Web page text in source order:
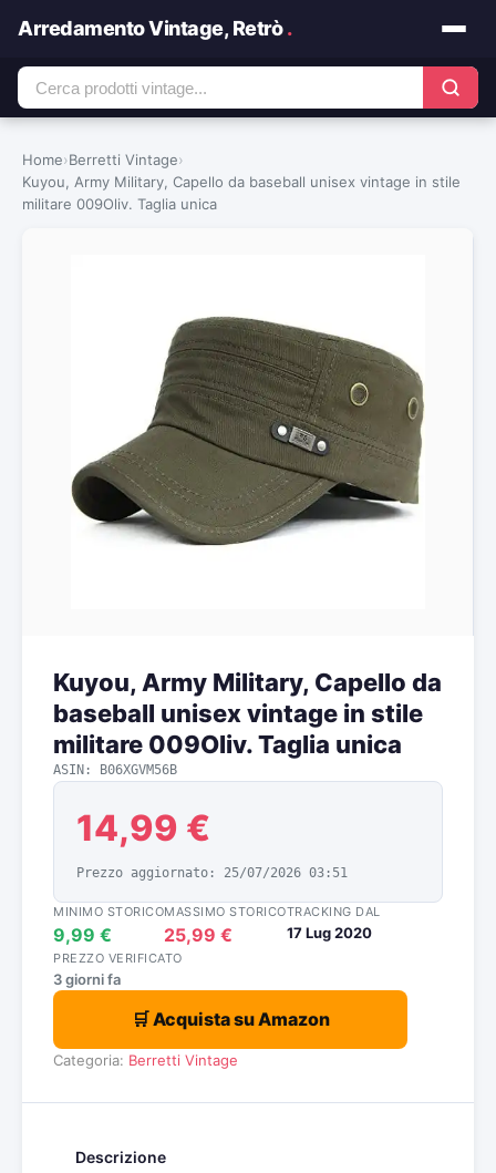
Arredamento Vintage, Retrò.
Home›Berretti Vintage›
Kuyou, Army Military, Capello da baseball unisex vintage in stile
militare 009Oliv. Taglia unica
Kuyou, Army Military, Capello da
baseball unisex vintage in stile
militare 009Oliv. Taglia unica
ASIN: B06XGVM56B
14,99 €
Prezzo aggiornato: 25/07/2026 03:51
MINIMO STORICO
9,99 €
MASSIMO STORICO
25,99 €
TRACKING DAL
17 Lug 2020
PREZZO VERIFICATO
3 giorni fa
🛒 Acquista su Amazon
Categoria: Berretti Vintage
Descrizione